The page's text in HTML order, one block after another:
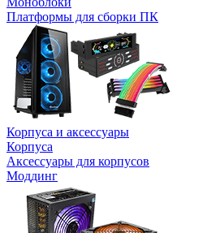
Платформы для сборки ПК
Корпуса и аксессуары
Корпуса
Аксессуары для корпусов
Моддинг